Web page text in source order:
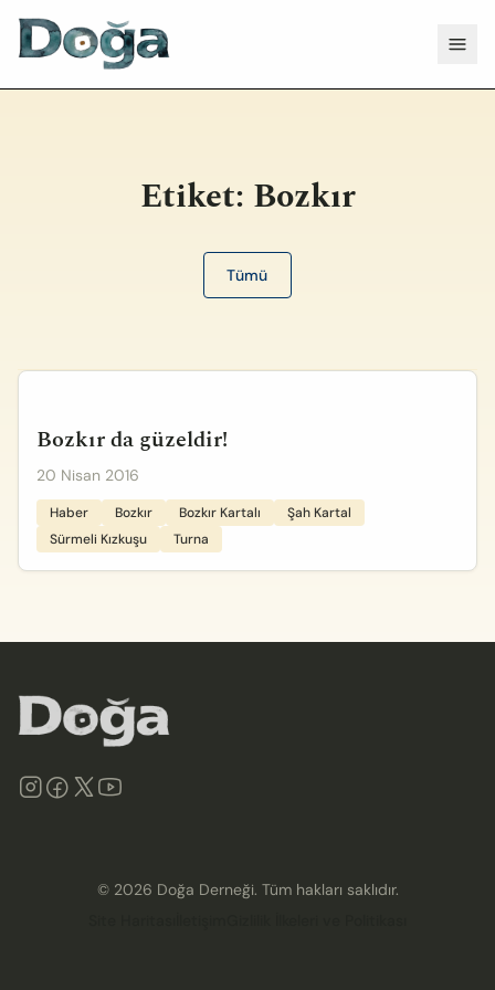
Etiket: Bozkır
Tümü
Bozkır da güzeldir!
20 Nisan 2016
Haber Bozkır Bozkır Kartalı
Şah Kartal
Sürmeli Kızkuşu
Turna
© 2026 Doğa Derneği. Tüm hakları saklıdır.